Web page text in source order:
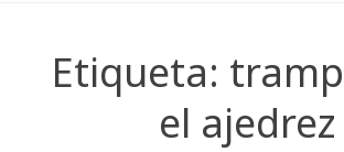
Etiqueta:
el ajedrez